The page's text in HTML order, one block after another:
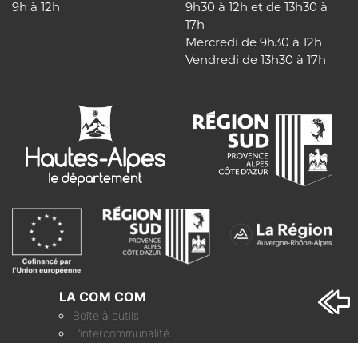
9h à 12h
9h30 à 12h et de 13h30 à
17h
Mercredi de 9h30 à 12h
Vendredi de 13h30 à 17h
LA COM COM
Boîte à outils
L’intercommunalité